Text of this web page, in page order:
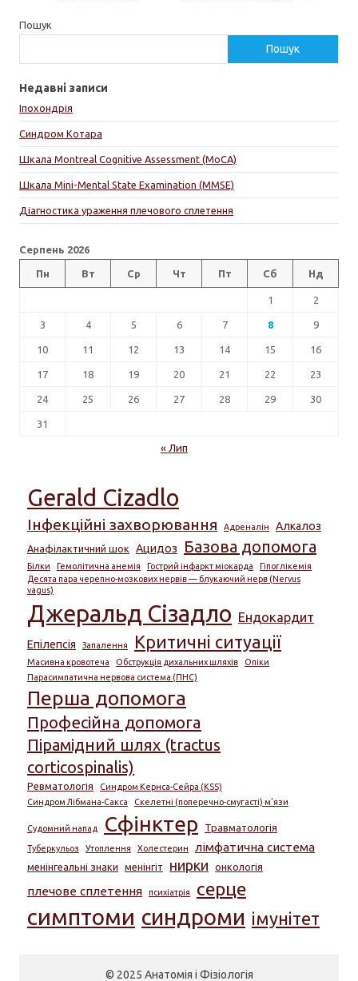
Пошук
Пошук
Недавні записи
Іпохондрія
Синдром Котара
Шкала Montreal Cognitive Assessment (MoCA)
Шкала Mini-Mental State Examination (MMSE)
Діагностика ураження плечового сплетення
Серпень 2026
Пн Вт Ср Чт Пт Сб Нд
1 2
3 4 5 6 7 8 9
10 11 12 13 14 15 16
17 18 19 20 21 22 23
24 25 26 27 28 29 30
31
« Лип
Gerald Cizadlo
Інфекційні захворювання Адреналін Алкалоз
Анафілактичний шок Ацидоз Базова допомога
Білки Гемолітична анемія Гострий інфаркт міокарда
Гіпоглікемія
Десята пара черепно-мозкових нервів — блукаючий нерв (Nervus
vagus)
Джеральд Сізадло Ендокардит
Епілепсія Запалення Критичні ситуації
Масивна кровотеча Обструкція дихальних шляхів
Опіки
Парасимпатична нервова система (ПНС)
Перша допомога
Професійна допомога
Пірамідний шлях (tractus
corticospinalis)
Ревматологія
Синдром Кернса-Сейра (KSS)
Синдром Лібмана-Сакса
Скелетні (поперечно-смугасті) м’язи
Судомний напад Сфінктер Травматологія
Туберкульоз Утоплення Холестерин лімфатична система
менінгеальні знаки менінгіт нирки онкологія
плечове сплетення психіатрія серце
симптоми синдроми імунітет
© 2025 Анатомія і Фізіологія